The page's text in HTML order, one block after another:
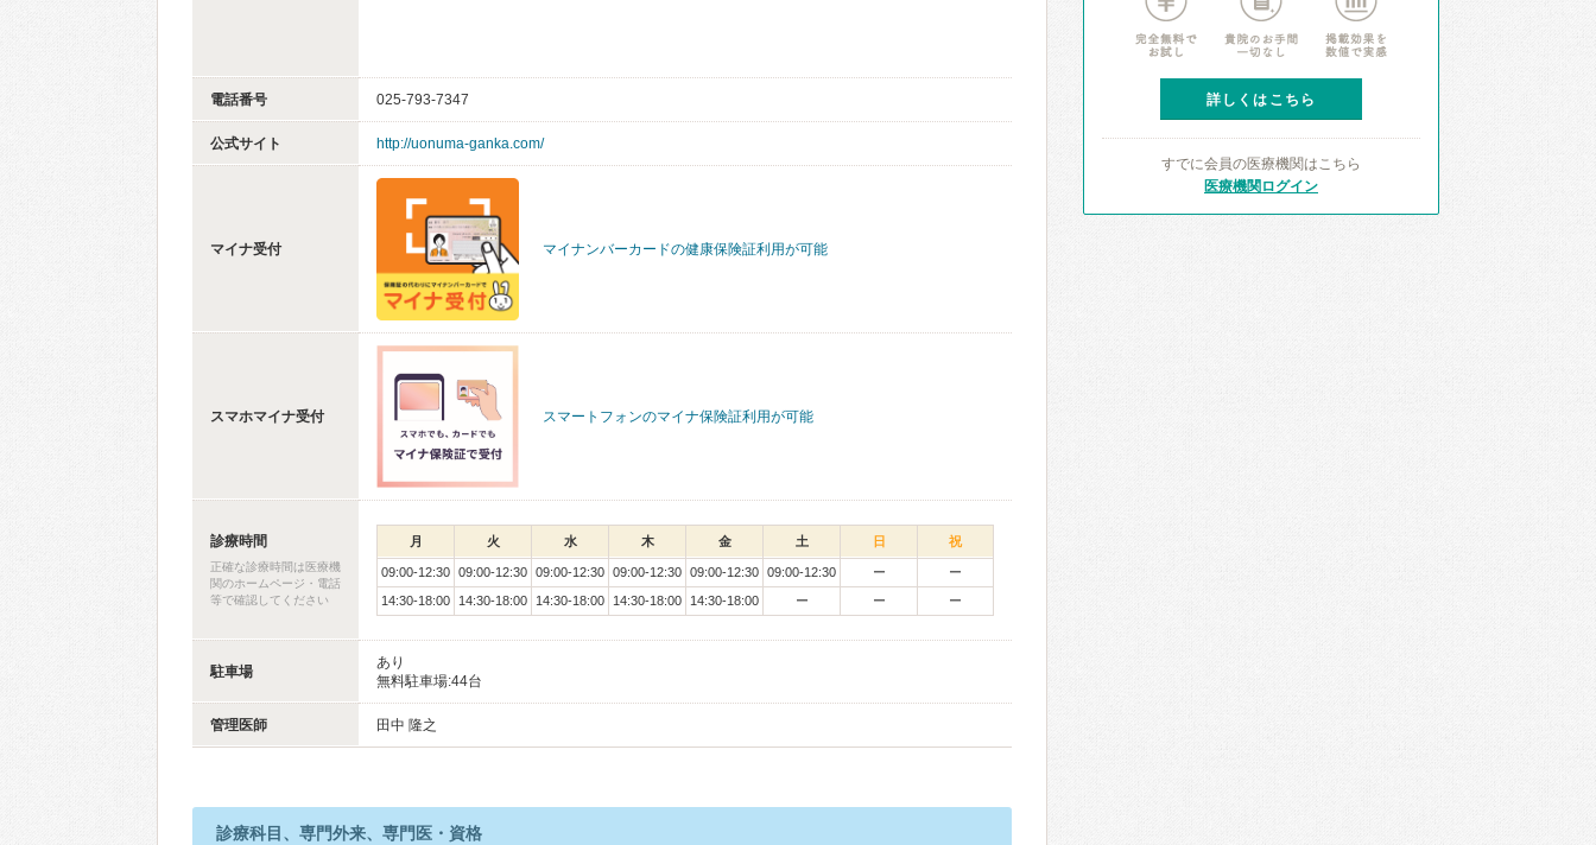
電話番号 025-793-7347
公式サイト http://uonuma-ganka.com/
マイナ受付 マイナンバーカードの健康保険証利用が可能
スマホマイナ受付 スマートフォンのマイナ保険証利用が可能
診療時間
正確な診療時間は医療機
関のホームページ・電話
等で確認してください
月 火 水 木 金 土 日 祝
09:00-12:30 09:00-12:30 09:00-12:30 09:00-12:30 09:00-12:30 09:00-12:30 ー
ー
14:30-18:00
14:30-18:00 14:30-18:00 14:30-18:00 14:30-18:00 ー ー ー
駐車場
あり
無料駐車場:44台
管理医師 田中 隆之
診療科目、専門外来、専門医・資格
詳しくはこちら
すでに会員の医療機関はこちら
医療機関ログイン